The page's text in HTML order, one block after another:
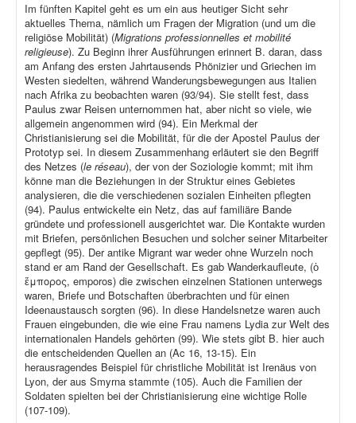
Im fünften Kapitel geht es um ein aus heutiger Sicht sehr
aktuelles Thema, nämlich um Fragen der Migration (und um die
religiöse Mobilität) (Migrations professionnelles et mobilité
religieuse). Zu Beginn ihrer Ausführungen erinnert B. daran, dass
am Anfang des ersten Jahrtausends Phönizier und Griechen im
Westen siedelten, während Wanderungsbewegungen aus Italien
nach Afrika zu beobachten waren (93/94). Sie stellt fest, dass
Paulus zwar Reisen unternommen hat, aber nicht so viele, wie
allgemein angenommen wird (94). Ein Merkmal der
Christianisierung sei die Mobilität, für die der Apostel Paulus der
Prototyp sei. In diesem Zusammenhang erläutert sie den Begriff
des Netzes (le réseau), der von der Soziologie kommt; mit ihm
könne man die Beziehungen in der Struktur eines Gebietes
analysieren, die die verschiedenen sozialen Einheiten pflegten
(94). Paulus entwickelte ein Netz, das auf familiäre Bande
gründete und professionell ausgerichtet war. Die Kontakte wurden
mit Briefen, persönlichen Besuchen und solcher seiner Mitarbeiter
gepflegt (95). Der antike Migrant war weder ohne Wurzeln noch
stand er am Rand der Gesellschaft. Es gab Wanderkaufleute, (ὁ
ἔμπορος, emporos) die zwischen einzelnen Stationen unterwegs
waren, Briefe und Botschaften überbrachten und für einen
Ideenaustausch sorgten (96). In diese Handelsnetze waren auch
Frauen eingebunden, die wie eine Frau namens Lydia zur Welt des
internationalen Handels gehörten (99). Wie stets gibt B. hier auch
die entscheidenden Quellen an (Ac 16, 13-15). Ein
herausragendes Beispiel für christliche Mobilität ist Irenäus von
Lyon, der aus Smyrna stammte (105). Auch die Familien der
Soldaten spielten bei der Christianisierung eine wichtige Rolle
(107-109).